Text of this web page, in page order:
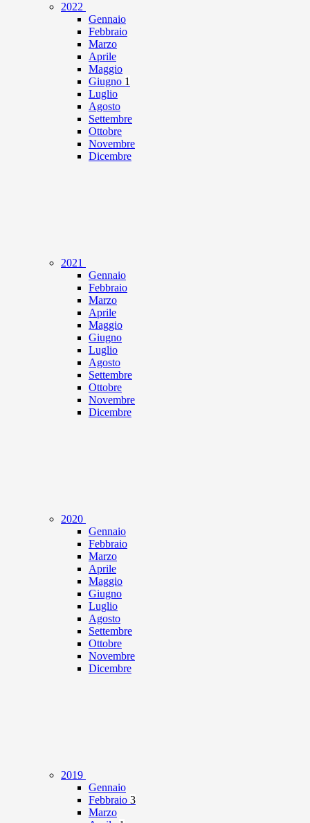
2022
Gennaio
Febbraio
Marzo
Aprile
Maggio
Giugno 1
Luglio
Agosto
Settembre
Ottobre
Novembre
Dicembre
2021
Gennaio
Febbraio
Marzo
Aprile
Maggio
Giugno
Luglio
Agosto
Settembre
Ottobre
Novembre
Dicembre
2020
Gennaio
Febbraio
Marzo
Aprile
Maggio
Giugno
Luglio
Agosto
Settembre
Ottobre
Novembre
Dicembre
2019
Gennaio
Febbraio 3
Marzo